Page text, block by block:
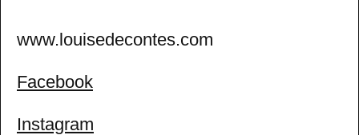
www.louisedecontes.com
Facebook
Instagram